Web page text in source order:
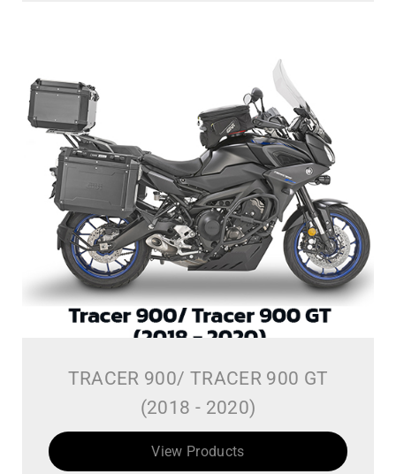
TRACER 900/ TRACER 900 GT
(2018 - 2020)
View Products